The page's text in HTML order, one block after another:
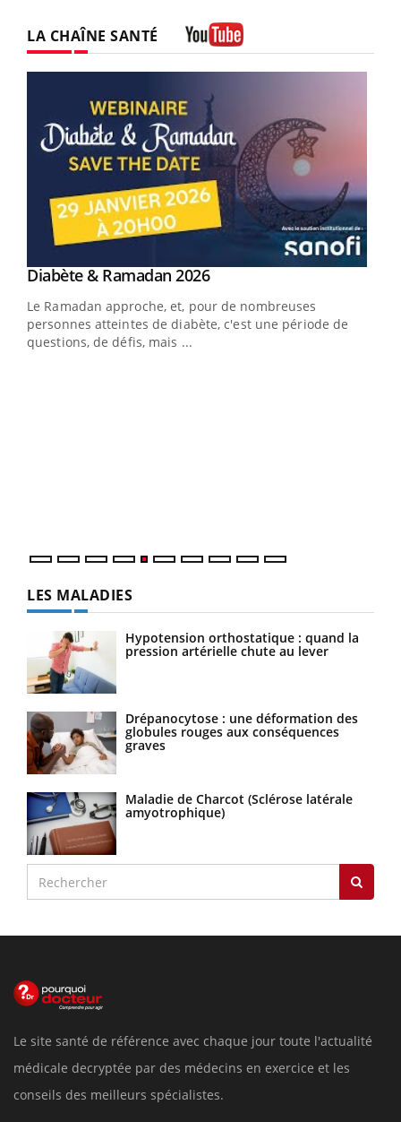
LA CHAÎNE SANTÉ
Youtube
Diabète & Ramadan 2026Youtube
Le Ramadan approche, et, pour de nombreuses
personnes atteintes de diabète, c'est une période de
questions, de défis, mais ...
LES MALADIES
Hypotension orthostatique : quand la
pression artérielle chute au lever
Drépanocytose : une déformation des
globules rouges aux conséquences
graves
Maladie de Charcot (Sclérose latérale
amyotrophique)
Le site santé de référence avec chaque jour toute l'actualité
médicale decryptée par des médecins en exercice et les
conseils des meilleurs spécialistes.